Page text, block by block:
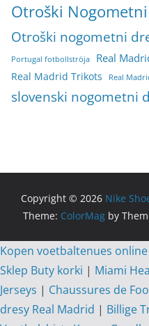
Otroški
Otroški nogometni
Portugal fotbollströja Real
Real Madrid Trikots Real
slovenski nogometni
Copyright © 2026 Nike
Theme: ColorMag by
Kopen voetbaltenues online
Sklep Buty korki | Miami
Jerseys | Chaussures de
dresy Real Madrid | Billige